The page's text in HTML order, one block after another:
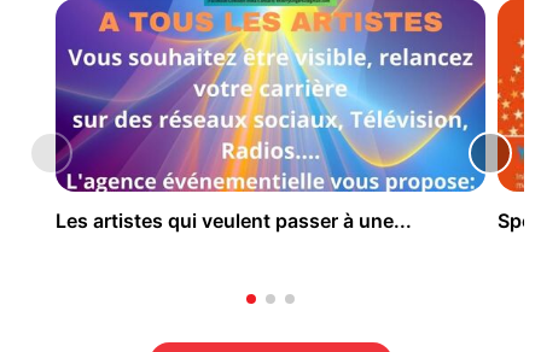
Les artistes qui veulent passer à une...